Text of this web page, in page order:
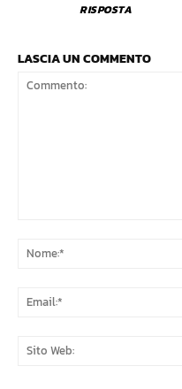
RISPOSTA
LASCIA UN COMMENTO